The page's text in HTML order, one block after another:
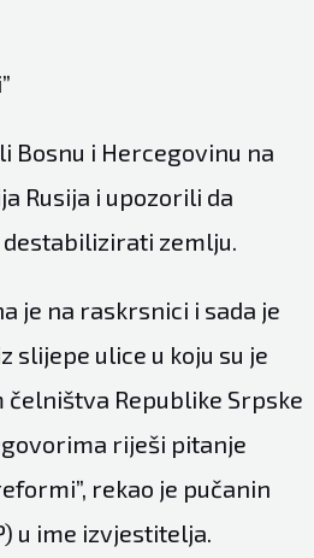
Bosnu i Hercegovinu na
Rusija i upozorili da
zemlju.
je na raskrsnici i sada je
slijepe ulice u koju su je
Republike Srpske
riješi pitanje
rekao je pučanin
u ime izvjestitelja.